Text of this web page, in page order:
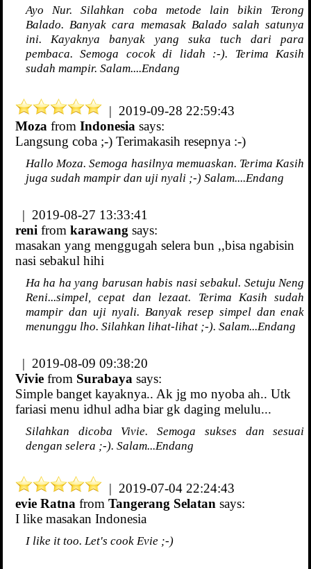
Ayo Nur. Silahkan coba metode lain bikin Terong
Balado. Banyak cara memasak Balado salah satunya
ini. Kayaknya banyak yang suka tuch dari para
pembaca. Semoga cocok di lidah :-). Terima Kasih
sudah mampir. Salam....Endang
| 2019-09-28 22:59:43
Moza from Indonesia says:
Langsung coba ;-) Terimakasih resepnya :-)
Hallo Moza. Semoga hasilnya memuaskan. Terima Kasih
juga sudah mampir dan uji nyali ;-) Salam....Endang
| 2019-08-27 13:33:41
reni from karawang says:
masakan yang menggugah selera bun ,,bisa ngabisin
nasi sebakul hihi
Ha ha ha yang barusan habis nasi sebakul. Setuju Neng
Reni...simpel, cepat dan lezaat. Terima Kasih sudah
mampir dan uji nyali. Banyak resep simpel dan enak
menunggu lho. Silahkan lihat-lihat ;-). Salam...Endang
| 2019-08-09 09:38:20
Vivie from Surabaya says:
Simple banget kayaknya.. Ak jg mo nyoba ah.. Utk
fariasi menu idhul adha biar gk daging melulu...
Silahkan dicoba Vivie. Semoga sukses dan sesuai
dengan selera ;-). Salam...Endang
| 2019-07-04 22:24:43
evie Ratna from Tangerang Selatan says:
I like masakan Indonesia
I like it too. Let's cook Evie ;-)